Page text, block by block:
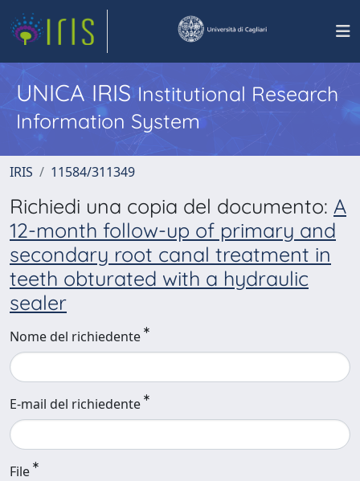
UNICA IRISInstitutional Research
Information System
IRIS 11584/311349
Richiedi una copia del documento: A
12-month follow-up of primary and
secondary root canal treatment in
teeth obturated with a hydraulic
sealer
Nome del richiedente
E-mail del richiedente
File